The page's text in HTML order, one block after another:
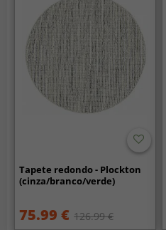
Tapete redondo - Plockton
(cinza/branco/verde)
75.99 € 126.99 €